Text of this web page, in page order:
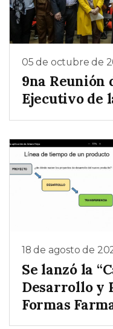
05 de octubre de
9na Reunión
Ejecutivo de
18 de agosto de
Se lanzó la
Desarrollo y
Formas